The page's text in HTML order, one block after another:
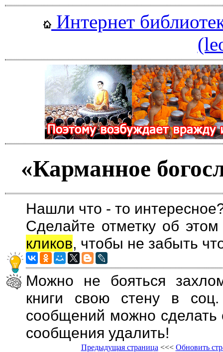
Интернет
«Карманное
Нашли что - то
Сделайте отметку об
кликов, чтобы не забыть
Можно не бояться
книги свою стену в
сообщений можно сделать
сообщения удалить!
Предыдущая страница <<< Обновить